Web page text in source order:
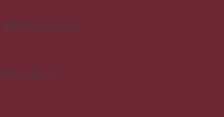
近所の人からみたら
何しよるん？